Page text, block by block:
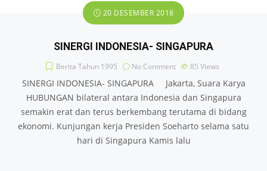
20 DESEMBER 2018
SINERGI INDONESIA- SINGAPURA
Berita Tahun 1995 No Comment 85 Views
SINERGI INDONESIA- SINGAPURA Jakarta, Suara Karya
HUBUNGAN bilateral antara Indonesia dan Singapura
semakin erat dan terus berkembang terutama di bidang
ekonomi. Kunjungan kerja Presiden Soeharto selama satu
hari di Singapura Kamis lalu